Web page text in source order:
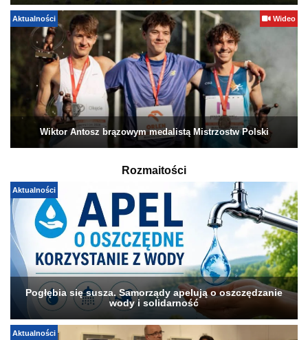
Aktualności Wideo
Wiktor Antosz brązowym medalistą Mistrzostw Polski
Rozmaitości
Aktualności
Pogłębia się susza. Samorządy apelują o oszczędzanie
wody i solidarność
Aktualności